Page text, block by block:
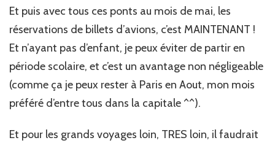
Et puis avec tous ces ponts au mois de mai, les
réservations de billets d’avions, c’est MAINTENANT !
Et n’ayant pas d’enfant, je peux éviter de partir en
période scolaire, et c’est un avantage non négligeable
(comme ça je peux rester à Paris en Aout, mon mois
préféré d’entre tous dans la capitale ^^).
Et pour les grands voyages loin, TRES loin, il faudrait